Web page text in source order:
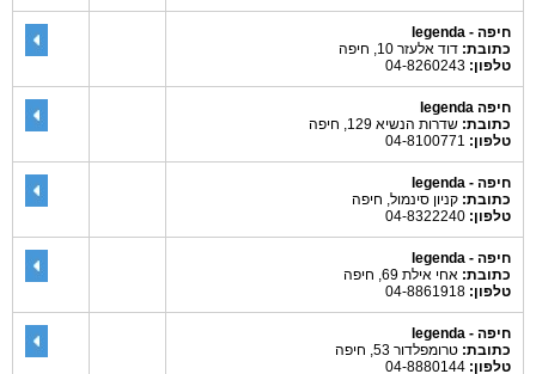
חיפה - legenda
כתובת: דוד אלעזר 10, חיפה
טלפון:
חיפה legenda
כתובת: שדרות הנשיא 129, חיפה
טלפון:
חיפה - legenda
כתובת: קניון סינמול, חיפה
טלפון:
חיפה - legenda
כתובת: אחי אילת 69, חיפה
טלפון:
חיפה - legenda
כתובת: טרומפלדור 53, חיפה
טלפון: